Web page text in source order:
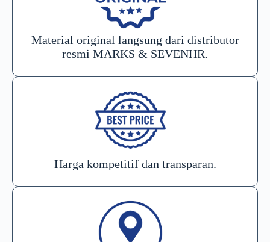
Material original langsung dari distributor
resmi MARKS & SEVENHR.
Harga kompetitif dan transparan.